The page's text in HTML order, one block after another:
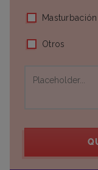
Masturbación
Otros